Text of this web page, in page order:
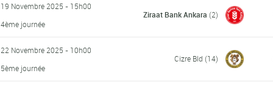
19 Novembre 2025 - 15h00
4ème journée
Ziraat Bank Ankara (2)
22 Novembre 2025 - 10h00
5ème journée
Cizre Bld (14)